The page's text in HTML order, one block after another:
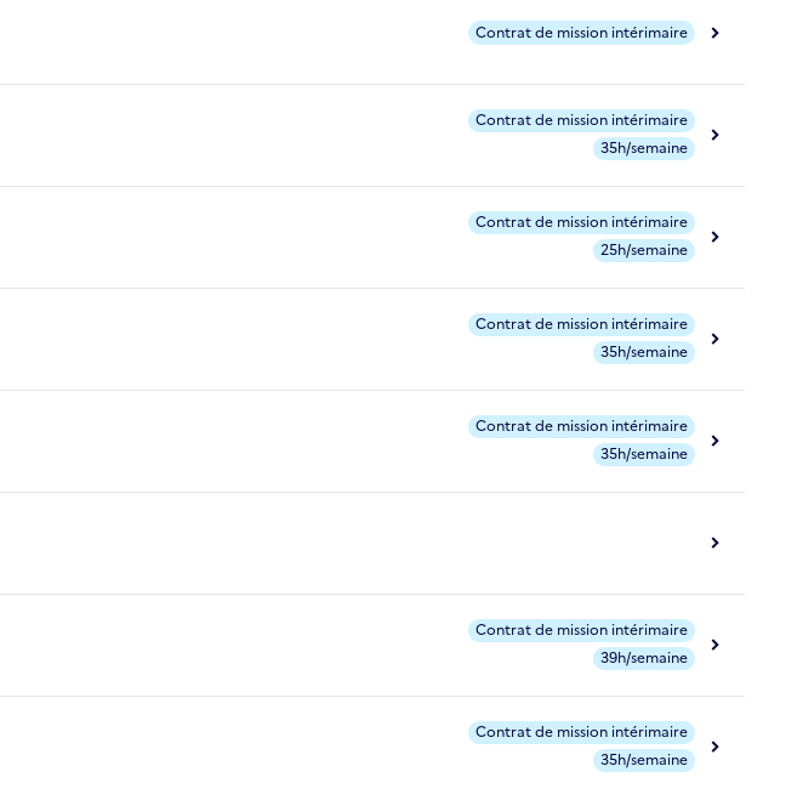
Contrat de mission intérimaire
Contrat de mission intérimaire
35h/semaine
Contrat de mission intérimaire
25h/semaine
Contrat de mission intérimaire
35h/semaine
Contrat de mission intérimaire
35h/semaine
Contrat de mission intérimaire
39h/semaine
Contrat de mission intérimaire
35h/semaine